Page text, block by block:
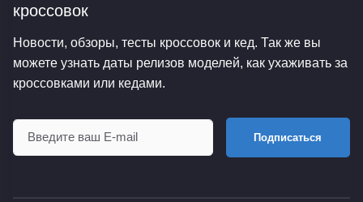
кроссовок
Новости, обзоры, тесты кроссовок и кед. Так же вы
можете узнать даты релизов моделей, как ухаживать за
кроссовками или кедами.
Подписаться